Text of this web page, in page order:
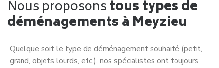
les délais doivent être explicitement mentionnés.
Un bon professionnel prend également le temps d’analyser
pas cher à Meyzieu, il cherche à comprendre vos
contraintes : accessibilité du logement, étage, ascenseur,